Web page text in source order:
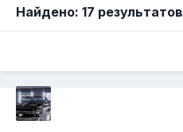
Найдено: 17 результатов